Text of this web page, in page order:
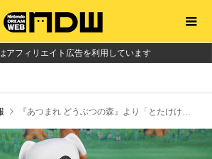
アフィリエイト広告を利用しています
『あつまれ どうぶつの森』より「とたけけ」のPVCスタチューが2025年2月に発売。予約受付中！